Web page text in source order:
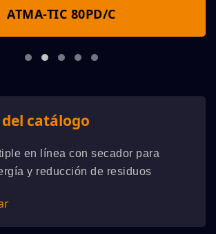
ATMA-TIC 80PD/C
catálogo
en línea con secador para
y reducción de residuos